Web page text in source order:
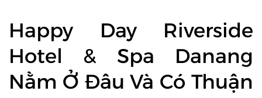
Happy Day Riverside
Hotel & Spa Danang
Nằm Ở Đâu Và Có Thuận